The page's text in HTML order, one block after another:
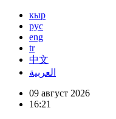
кыр
рус
eng
tr
中文
العربية
09 август 2026
16:21